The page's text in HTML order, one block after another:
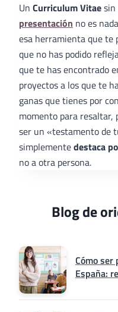
Un Curriculum Vitaesin
presentación no es
esa herramienta que te
que no has podido
que te has encontrado
proyectos a los que te
ganas que tienes por
momento para resaltar,
ser un «testamento de
simplementedestaca
no a otra persona.
Blog de
Cómo ser
España: